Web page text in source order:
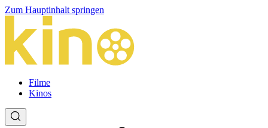
Zum Hauptinhalt springen
Filme
Kinos